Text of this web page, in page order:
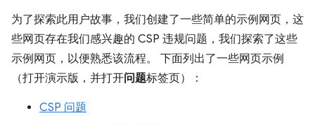
为了探索此用户故事，我们创建了一些简单的示例网页，这
些网页存在我们感兴趣的 CSP 违规问题，我们探索了这些
示例网页，以便熟悉该流程。 下面列出了一些网页示例
（打开演示版，并打开问题标签页）：
CSP 问题